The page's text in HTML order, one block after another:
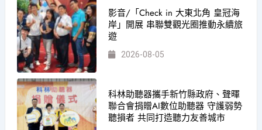
影音/「Check in 大東北角 皇冠海
岸」開展 串聯雙觀光圈推動永續旅
遊
2026-08-05
科林助聽器攜手新竹縣政府、聲暉
聯合會捐贈AI數位助聽器 守護弱勢
聽損者 共同打造聽力友善城市